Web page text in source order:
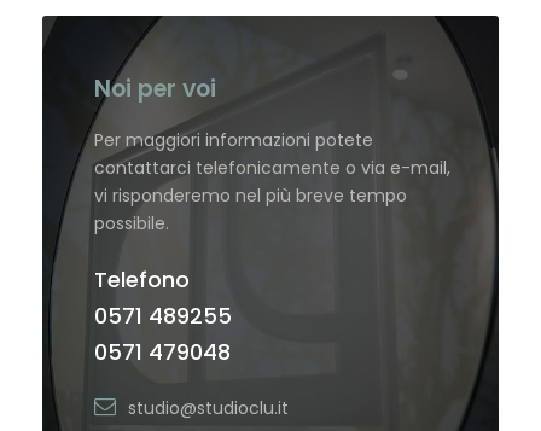
Noi per voi
Per maggiori informazioni potete
contattarci telefonicamente o via e-mail,
vi risponderemo nel più breve tempo
possibile.
Telefono
0571 489255
0571 479048
studio@studioclu.it